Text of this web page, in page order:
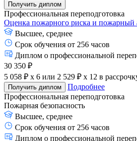
Получить диплом
Профессиональная переподготовка
Оценка пожарного риска и пожарный
Высшее, среднее
Срок обучения от 256 часов
Диплом о профессиональной
30 350 ₽
5 058 ₽ x 6 или 2 529 ₽ x 12 в
Получить диплом
Подробнее
Профессиональная переподготовка
Пожарная безопасность
Высшее, среднее
Срок обучения от 256 часов
Диплом о профессиональной